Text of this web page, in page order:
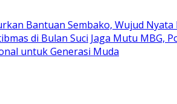
Bantuan Sembako, Wujud
di Bulan Suci Jaga Mutu MBG,
untuk Generasi Muda